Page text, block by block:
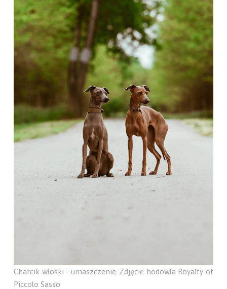
Charcik włoski - umaszczenie. Zdjęcie hodowla Royalty of
Piccolo Sasso